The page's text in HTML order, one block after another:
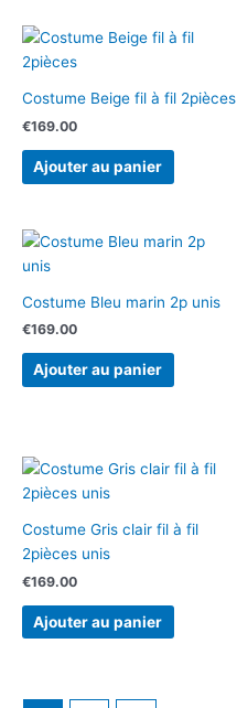
Costume Beige fil à fil 2pièces
€169.00
Ajouter au panier
Costume Bleu marin 2p unis
€169.00
Ajouter au panier
Costume Gris clair fil à fil
2pièces unis
€169.00
Ajouter au panier